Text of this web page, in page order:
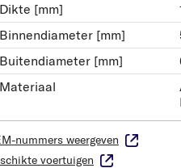
Dikte [mm]
Binnendiameter [mm]
Buitendiameter [mm]
Materiaal
nummers weergeven
voertuigen